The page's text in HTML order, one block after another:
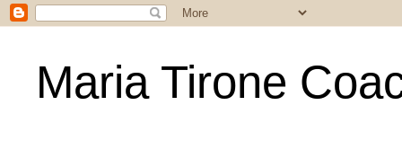
Maria Tirone